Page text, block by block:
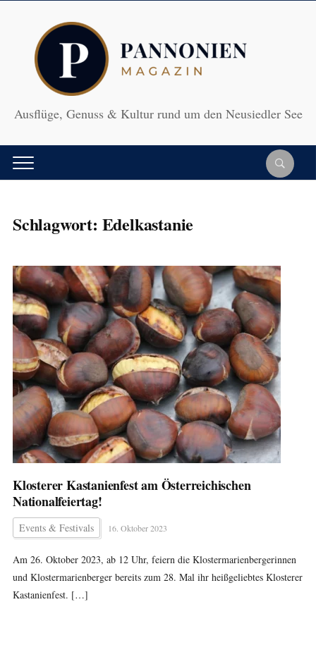
Ausflüge, Genuss & Kultur rund um den Neusiedler See
Schlagwort: Edelkastanie
Klosterer Kastanienfest am Österreichischen
Nationalfeiertag!
Events & Festivals 16. Oktober 2023
Am 26. Oktober 2023, ab 12 Uhr, feiern die Klostermarienbergerinnen
und Klostermarienberger bereits zum 28. Mal ihr heißgeliebtes Klosterer
Kastanienfest. […]